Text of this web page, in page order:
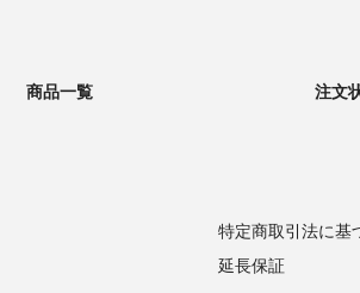
商品一覧 注文
特定商取引法に基
延長保証